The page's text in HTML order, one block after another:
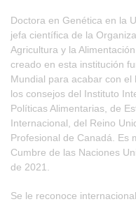
Doctora en Genética en la
jefa científica de la
Agricultura y la
creado en esta institución
Mundial para acabar con
los consejos del Instituto
Políticas Alimentarias, de
Internacional, del Reino
Profesional de Canadá. Es
Cumbre de las Naciones
de 2021.
Se le reconoce